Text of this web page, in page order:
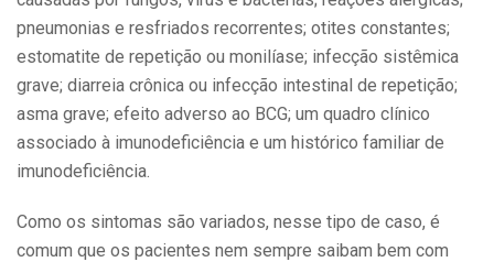
pneumonias e resfriados recorrentes; otites constantes;
estomatite de repetição ou monilíase; infecção sistêmica
grave; diarreia crônica ou infecção intestinal de repetição;
asma grave; efeito adverso ao BCG; um quadro clínico
associado à imunodeficiência e um histórico familiar de
imunodeficiência.
Como os sintomas são variados, nesse tipo de caso, é
comum que os pacientes nem sempre saibam bem com